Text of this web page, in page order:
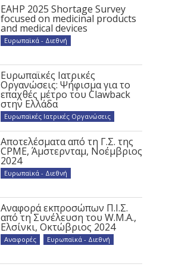
EAHP 2025 Shortage Survey
focused on medicinal products
and medical devices
Ευρωπαϊκά - Διεθνή
Ευρωπαϊκές Ιατρικές
Οργανώσεις: Ψήφισμα για το
επαχθές μέτρο του Clawback
στην Ελλάδα
Ευρωπαϊκές Ιατρικές Οργανώσεις
Αποτελέσματα από τη Γ.Σ. της
CPME, Άμστερνταμ, Νοέμβριος
2024
Ευρωπαϊκά - Διεθνή
Αναφορά εκπροσώπων Π.Ι.Σ.
από τη Συνέλευση του W.M.A.,
Ελσίνκι, Οκτώβριος 2024
Αναφορές Ευρωπαϊκά - Διεθνή